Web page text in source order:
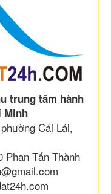
trung tâm hành
Minh
Cái Lái,
Phan Tấn Thành